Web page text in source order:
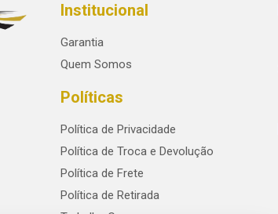
Institucional
Garantia
Quem Somos
Políticas
Política de Privacidade
Política de Troca e Devolução
Política de Frete
Política de Retirada